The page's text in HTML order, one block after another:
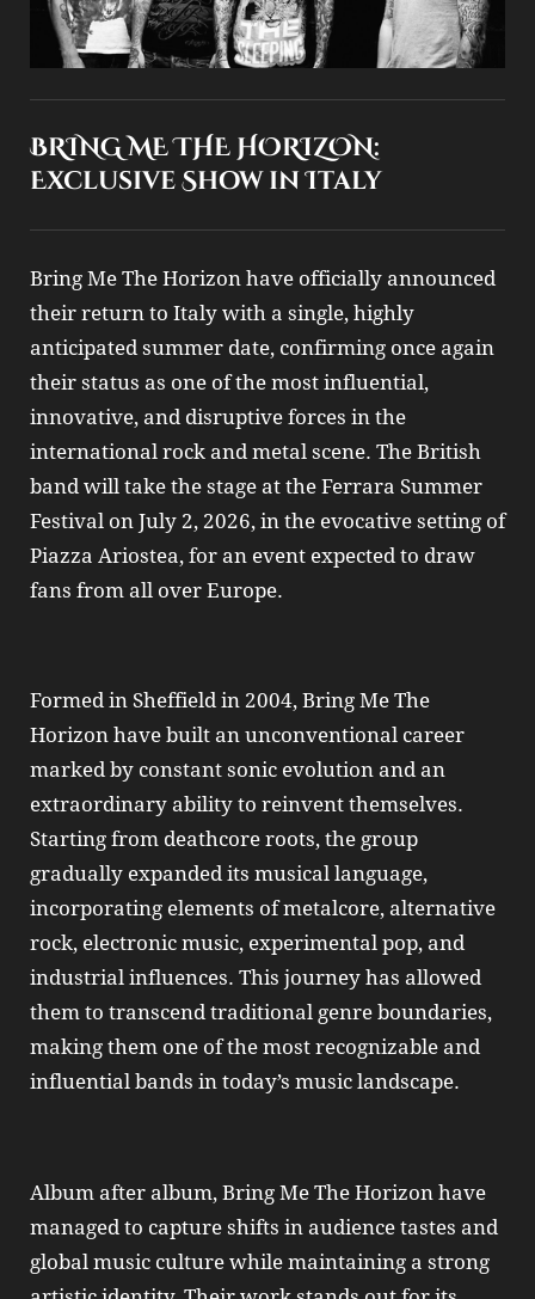
BRING ME THE HORIZON:
Exclusive Show in Italy
Bring Me The Horizon have officially announced
their return to Italy with a single, highly
anticipated summer date, confirming once again
their status as one of the most influential,
innovative, and disruptive forces in the
international rock and metal scene. The British
band will take the stage at the Ferrara Summer
Festival on July 2, 2026, in the evocative setting of
Piazza Ariostea, for an event expected to draw
fans from all over Europe.
Formed in Sheffield in 2004, Bring Me The
Horizon have built an unconventional career
marked by constant sonic evolution and an
extraordinary ability to reinvent themselves.
Starting from deathcore roots, the group
gradually expanded its musical language,
incorporating elements of metalcore, alternative
rock, electronic music, experimental pop, and
industrial influences. This journey has allowed
them to transcend traditional genre boundaries,
making them one of the most recognizable and
influential bands in today’s music landscape.
Album after album, Bring Me The Horizon have
managed to capture shifts in audience tastes and
global music culture while maintaining a strong